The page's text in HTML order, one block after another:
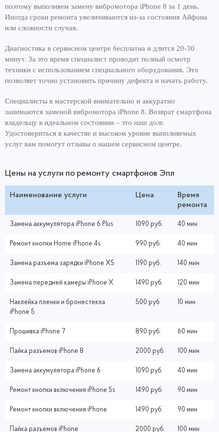
поэтому выполняем замену вибромотора iPhone 8 за 1 день.
Иногда сроки ремонта увеличиваются из-за состояния Айфона
или сложности случая.
Диагностика в сервисном центре бесплатна и длится 20-30
минут. За это время специалист проводит полный осмотр
техники с использованием специального оборудования. Это
позволяет точно установить причину дефекта и начать работу.
Специалисты в мастерской внимательно и аккуратно
занимаются заменой вибромотора iPhone 8. Возврат смартфона
владельцу в идеальном состоянии – это наш долг.
Удостовериться в качестве и высоком уровне выполняемых
услуг вам помогут отзывы о нашем сервисном центре.
Цены на услуги по ремонту смартфонов Эпл
Наименование услуги Цена
Время
ремонта
Замена аккумулятора iPhone 6 Plus 1090 руб. 40 мин
Ремонт кнопки Home iPhone 4s 990 руб. 40 мин
Замена разъема зарядки iPhone XS 1190 руб. 140 мин
Замена передней камеры iPhone X 1490 руб. 120 мин
Наклейка пленки и бронестекла
iPhone 5
500 руб. 10 мин
Прошивка iPhone 7 890 руб. 60 мин
Пайка разъемов iPhone 8 2000 руб. 100 мин
Замена аккумулятора iPhone 6 1090 руб. 40 мин
Ремонт кнопки включения iPhone 5s 1490 руб. 90 мин
Ремонт кнопки включения iPhone 1490 руб. 90 мин
Пайка разъемов iPhone 2000 руб. 100 мин